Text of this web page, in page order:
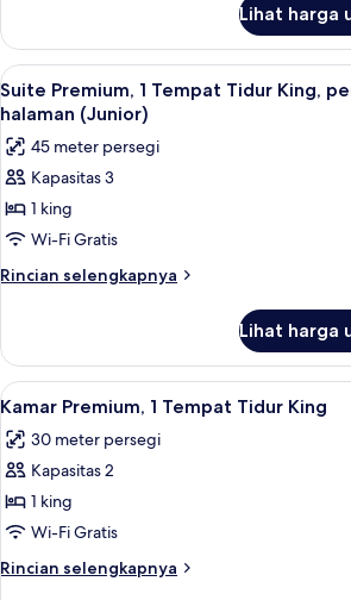
King
(Master)
Suite
Premium,
1
Tempat
King
(Master)
Lihat harga
Lihat
semua
foto
untuk
Suite
Premium,
1
Tempat
pemandangan
halaman
(Junior)
Suite
3
Suite Premium, 1 Tempat Tidur King,
halaman (Junior)
45 meter persegi
Kapasitas 3
1 king
Wi-Fi Gratis
Rincian selengkapnya
Rincian
Suite
Premium,
1
Tidur
King,
halaman
(Junior)
Lihat harga
Lihat
semua
foto
untuk
Kamar
Premium,
1
Tempat
Kamar
4
Kamar Premium, 1 Tempat Tidur King
30 meter persegi
Kapasitas 2
1 king
Wi-Fi Gratis
Rincian selengkapnya
Rincian